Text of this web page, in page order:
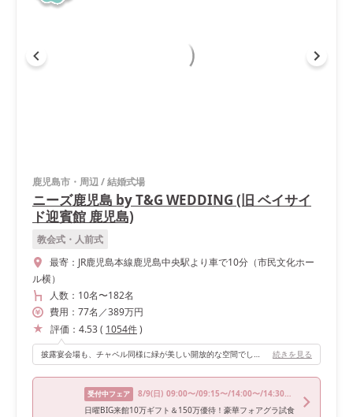
鹿児島市・周辺/結婚式場
ニーズ鹿児島 by T&G WEDDING (旧 ベイサイ
ド迎賓館 鹿児島)
教会式・人前式
最寄： JR鹿児島本線鹿児島中央駅より車で10分（市民文化ホー
ル横）
人数： 10名〜182名
費用： 77名 ／389万円
評価： 4.53( 1054件)
披露宴会場も、チャペル同様に緑が美しい開放的な空間でした。高い天井と広々とした造りで、ゲストもゆったりと過ごせる雰囲気です。特に印象的だったのは、緑に囲まれた一角に水が流れているところです。自然の音に癒されながら、穏やかな時間を過ごすことができました🌿 お色直し入場では、ガーデンからのサプライズ登場をしました。これは本当におすすめです♡最初の入場場所とは違っていたので「まさかそんなところから入ってくるなんて！」とゲストが驚かれる場面もありました。外が暗くなり始めた時間帯にイルミネーションが灯る中での入場は、雰囲気が一変し、ゲストにも楽しんでもらえたと思います！ 続きを見る
受付中フェア 8/9(日) 09:00〜/09:15〜/14:00〜/14:30〜/17:00〜
日曜BIG来館10万ギフト＆150万優待！豪華フォアグラ試食